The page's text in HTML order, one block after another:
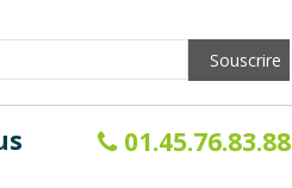
01.45.76.83.88